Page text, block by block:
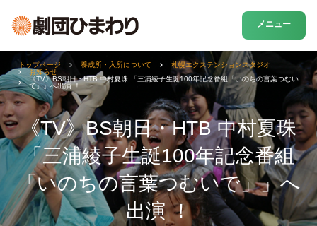
メニュー
《TV》BS朝日・HTB 中村夏珠
「三浦綾子生誕100年記念番組
「いのちの言葉つむいで」」へ
出演 ！
トップページ 養成所・入所について
札幌エクステンションスタジオ
お知らせ
《TV》BS朝日・HTB 中村夏珠 「三浦綾子生誕100年記念番組「いのちの言葉つむい
で」」へ出演 ！